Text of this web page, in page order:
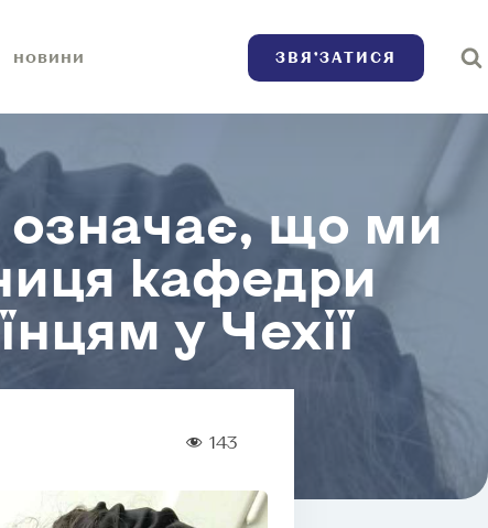
НОВИНИ ЗВЯ’ЗАТИСЯ
означає, що ми
кафедри
у Чехії
143